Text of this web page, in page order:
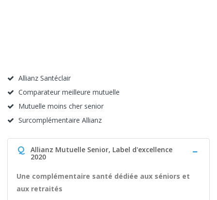
Allianz Santéclair
Comparateur meilleure mutuelle
Mutuelle moins cher senior
Surcomplémentaire Allianz
Q Allianz Mutuelle Senior, Label d'excellence
2020
Une complémentaire santé dédiée aux séniors et
aux retraités